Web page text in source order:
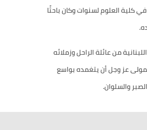
كلية العلوم لسنوات وكان باحثًا
من عائلة الراحل وزملائه
عز وجل أن يتغمده بواسع
والسلوان.